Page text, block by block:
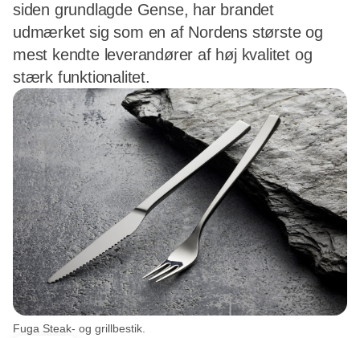
siden grundlagde Gense, har brandet
udmærket sig som en af Nordens største og
mest kendte leverandører af høj kvalitet og
stærk funktionalitet.
Fuga Steak- og grillbestik.